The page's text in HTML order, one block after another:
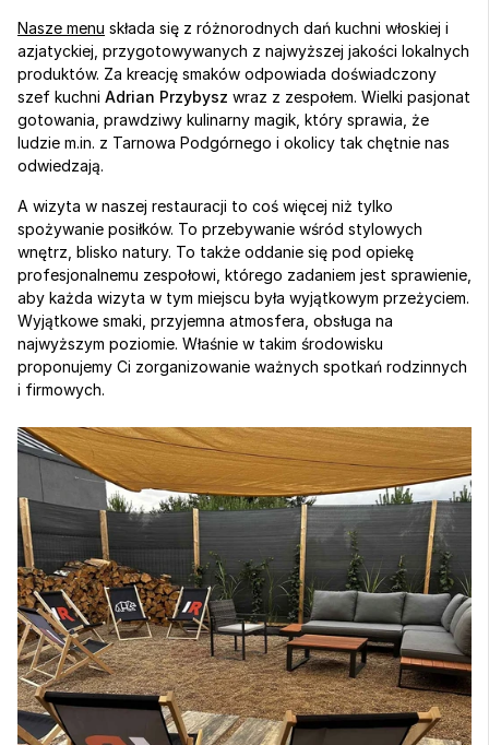
Nasze menu składa się z różnorodnych dań kuchni włoskiej i
azjatyckiej, przygotowywanych z najwyższej jakości lokalnych
produktów. Za kreację smaków odpowiada doświadczony
szef kuchni Adrian Przybysz wraz z zespołem. Wielki pasjonat
gotowania, prawdziwy kulinarny magik, który sprawia, że
ludzie m.in. z Tarnowa Podgórnego i okolicy tak chętnie nas
odwiedzają.
A wizyta w naszej restauracji to coś więcej niż tylko
spożywanie posiłków. To przebywanie wśród stylowych
wnętrz, blisko natury. To także oddanie się pod opiekę
profesjonalnemu zespołowi, którego zadaniem jest sprawienie,
aby każda wizyta w tym miejscu była wyjątkowym przeżyciem.
Wyjątkowe smaki, przyjemna atmosfera, obsługa na
najwyższym poziomie. Właśnie w takim środowisku
proponujemy Ci zorganizowanie ważnych spotkań rodzinnych
i firmowych.